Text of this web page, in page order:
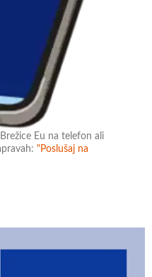
Eu na telefon ali
"Poslušaj na